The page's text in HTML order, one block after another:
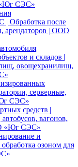
СЭС»
| Обработка после
арендаторов | ООО
и складов |
овощехранилищ,
серверные,
СЭС»
средств |
вагонов,
«Юг СЭС»
и
озоном для